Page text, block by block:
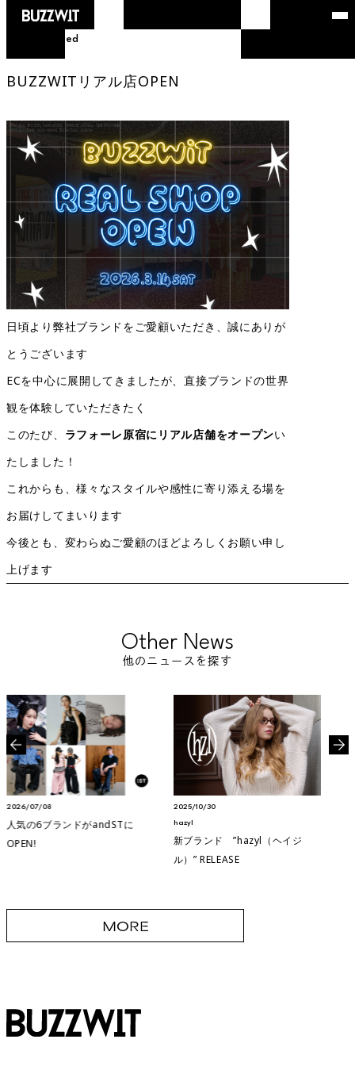
2026.02.16
Uncategorized
BUZZWITリアル店OPEN
日頃より弊社ブランドをご愛顧いただき、誠にありが
とうございます
ECを中心に展開してきましたが、直接ブランドの世界
観を体験していただきたく
このたび、 ラフォーレ原宿にリアル店舗をオープンい
たしました！
これからも、様々なスタイルや感性に寄り添える場を
お届けしてまいります
今後とも、変わらぬご愛顧のほどよろしくお願い申し
上げます
Other News
他のニュースを探す
2026/07/08
人気の6ブランドがandSTに
OPEN!
2025/10/30
hazyl
新ブランド ”hazyl（ヘイジ
ル）” RELEASE
MORE